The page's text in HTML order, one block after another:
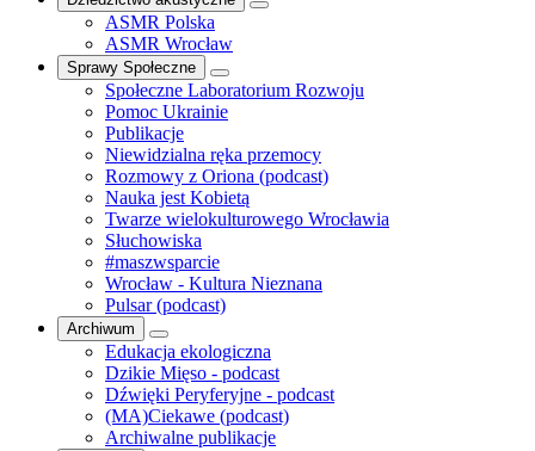
ASMR Polska
ASMR Wrocław
Sprawy Społeczne
Społeczne Laboratorium Rozwoju
Pomoc Ukrainie
Publikacje
Niewidzialna ręka przemocy
Rozmowy z Oriona (podcast)
Nauka jest Kobietą
Twarze wielokulturowego Wrocławia
Słuchowiska
#maszwsparcie
Wrocław - Kultura Nieznana
Pulsar (podcast)
Archiwum
Edukacja ekologiczna
Dzikie Mięso - podcast
Dźwięki Peryferyjne - podcast
(MA)Ciekawe (podcast)
Archiwalne publikacje